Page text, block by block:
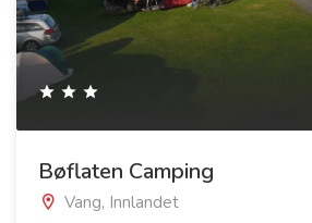
Bøflaten Camping
Vang, Innlandet